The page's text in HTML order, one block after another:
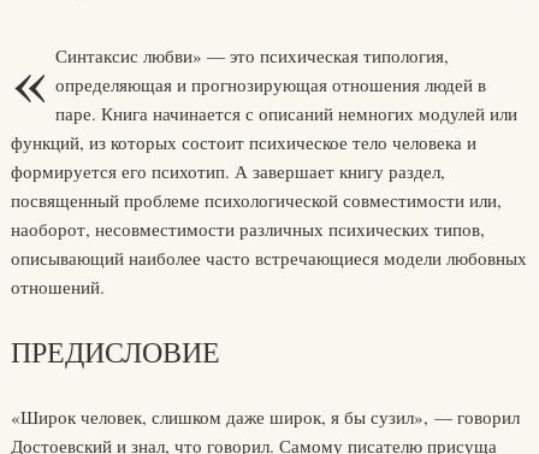
« Синтаксис любви» — это психическая типология,
определяющая и прогнозирующая отношения людей в
паре. Книга начинается с описаний немногих модулей или
функций, из которых состоит психическое тело человека и
формируется его психотип. А завершает книгу раздел,
посвященный проблеме психологической совместимости или,
наоборот, несовместимости различных психических типов,
описывающий наиболее часто встречающиеся модели любовных
отношений.
ПРЕДИСЛОВИЕ
«Широк человек, слишком даже широк, я бы сузил», — говорил
Достоевский и знал, что говорил. Самому писателю присуща